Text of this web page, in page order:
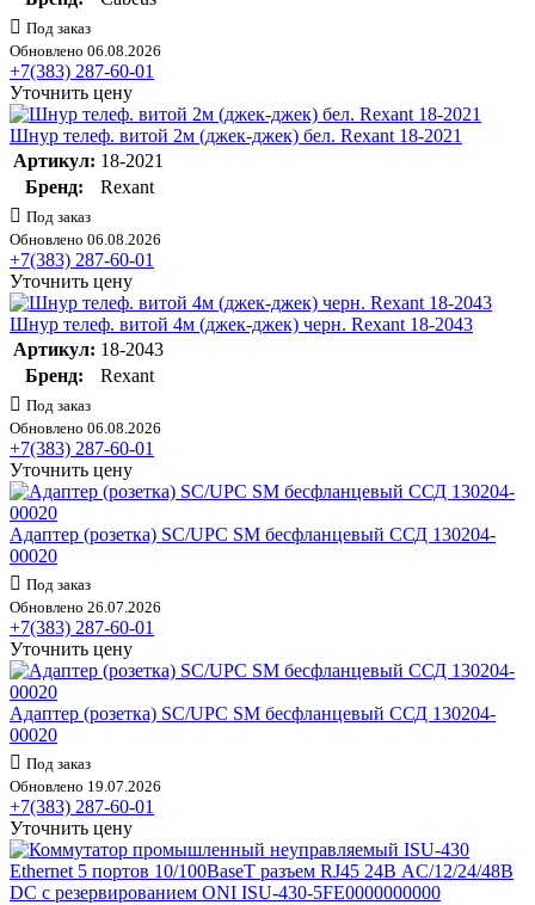
Под заказ
Обновлено 06.08.2026
+7(383) 287-60-01
Уточнить цену
Шнур телеф. витой 2м (джек-джек) бел. Rexant 18-2021
Артикул: 18-2021
Бренд:
Rexant
Под заказ
Обновлено 06.08.2026
+7(383) 287-60-01
Уточнить цену
Шнур телеф. витой 4м (джек-джек) черн. Rexant 18-2043
Артикул: 18-2043
Бренд:
Rexant
Под заказ
Обновлено 06.08.2026
+7(383) 287-60-01
Уточнить цену
Адаптер (розетка) SC/UPC SM бесфланцевый ССД 130204-
00020
Под заказ
Обновлено 26.07.2026
+7(383) 287-60-01
Уточнить цену
Адаптер (розетка) SC/UPC SM бесфланцевый ССД 130204-
00020
Под заказ
Обновлено 19.07.2026
+7(383) 287-60-01
Уточнить цену